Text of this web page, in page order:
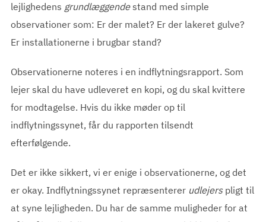
lejlighedens grundlæggendestand med simple
observationer som: Er der malet? Er der lakeret gulve?
Er installationerne i brugbar stand?
Observationerne noteres i en indflytningsrapport. Som
lejer skal du have udleveret en kopi, og du skal kvittere
for modtagelse. Hvis du ikke møder op til
indflytningssynet, får du rapporten tilsendt
efterfølgende.
Det er ikke sikkert, vi er enige i observationerne, og det
er okay. Indflytningssynet repræsenterer udlejerspligt til
at syne lejligheden. Du har de samme muligheder for at